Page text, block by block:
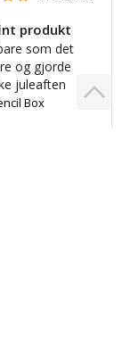
produkt
som det
og gjorde
juleaften
Box